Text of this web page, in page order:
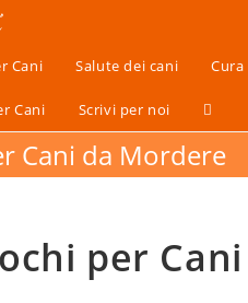
Cani Salute dei cani
Cani Scrivi per noi
Cani da Mordere
per